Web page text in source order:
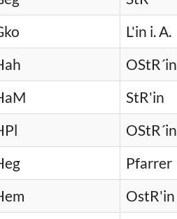
L'in i. A.
OStR´in
StR'in
OStR´in
Pfarrer
OstR'in